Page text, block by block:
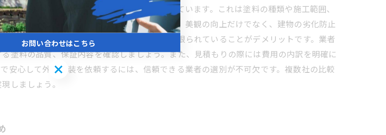
あたり3,000円から7,000円程度が目安とされています。これは塗料の種類や施工範囲、
取ることが重要です。外壁塗装のメリットは、美観の向上だけでなく、建物の劣化防止
一方、施工時の費用負担や塗装の耐久年数が限られていることがデメリットです。業者
塗料の品質、保証内容を確認しましょう。また、見積もりの際には費用の内訳を明確に
安心して外壁塗装を依頼するには、信頼できる業者の選別が不可欠です。複数社の比較
しましょう。
お問い合わせはこちら
お問い合わせはこちら